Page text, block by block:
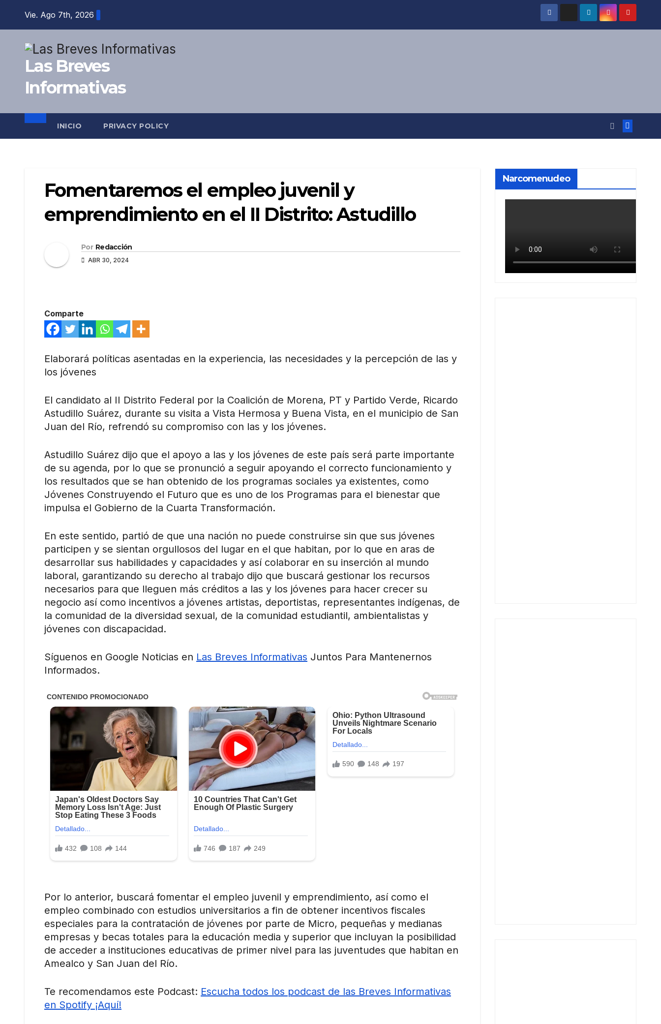
Vie. Ago 7th, 2026
Las Breves
Informativas
INICIO PRIVACY POLICY
Fomentaremos el empleo juvenil y
emprendimiento en el II Distrito: Astudillo
Por Redacción
ABR 30, 2024
Comparte
Elaborará políticas asentadas en la experiencia, las necesidades y la percepción de las y
los jóvenes
El candidato al II Distrito Federal por la Coalición de Morena, PT y Partido Verde, Ricardo
Astudillo Suárez, durante su visita a Vista Hermosa y Buena Vista, en el municipio de San
Juan del Río, refrendó su compromiso con las y los jóvenes.
Astudillo Suárez dijo que el apoyo a las y los jóvenes de este país será parte importante
de su agenda, por lo que se pronunció a seguir apoyando el correcto funcionamiento y
los resultados que se han obtenido de los programas sociales ya existentes, como
Jóvenes Construyendo el Futuro que es uno de los Programas para el bienestar que
impulsa el Gobierno de la Cuarta Transformación.
En este sentido, partió de que una nación no puede construirse sin que sus jóvenes
participen y se sientan orgullosos del lugar en el que habitan, por lo que en aras de
desarrollar sus habilidades y capacidades y así colaborar en su inserción al mundo
laboral, garantizando su derecho al trabajo dijo que buscará gestionar los recursos
necesarios para que lleguen más créditos a las y los jóvenes para hacer crecer su
negocio así como incentivos a jóvenes artistas, deportistas, representantes indígenas, de
la comunidad de la diversidad sexual, de la comunidad estudiantil, ambientalistas y
jóvenes con discapacidad.
Síguenos en Google Noticias en Las Breves Informativas Juntos Para Mantenernos
Informados.
Por lo anterior, buscará fomentar el empleo juvenil y emprendimiento, así como el
empleo combinado con estudios universitarios a fin de obtener incentivos fiscales
especiales para la contratación de jóvenes por parte de Micro, pequeñas y medianas
empresas y becas totales para la educación media y superior que incluyan la posibilidad
de acceder a instituciones educativas de primer nivel para las juventudes que habitan en
Amealco y San Juan del Río.
Te recomendamos este Podcast: Escucha todos los podcast de las Breves Informativas
en Spotify ¡Aquí!
Narcomenudeo